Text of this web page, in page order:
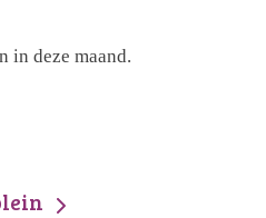
in deze maand.